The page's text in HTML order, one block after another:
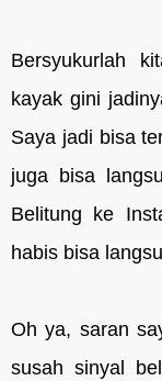
Bersyukurlah
kayak gini
Saya jadi bisa
juga bisa
Belitung ke
habis bisa
Oh ya, saran
susah sinyal